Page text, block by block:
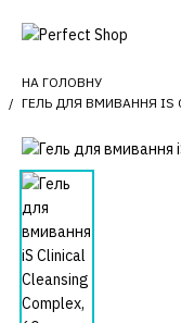
НА ГОЛОВНУ
ГЕЛЬ ДЛЯ ВМИВАННЯ IS